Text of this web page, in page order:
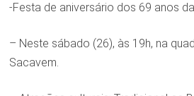
-Festa de aniversário dos 69 anos
– Neste sábado (26), às 19h, na
Sacavem.